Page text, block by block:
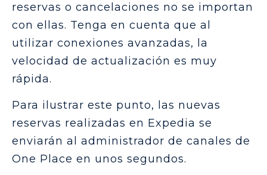
reservas o cancelaciones no se importan
con ellas. Tenga en cuenta que al
utilizar conexiones avanzadas, la
velocidad de actualización es muy
rápida.
Para ilustrar este punto, las nuevas
reservas realizadas en Expedia se
enviarán al administrador de canales de
One Place en unos segundos.